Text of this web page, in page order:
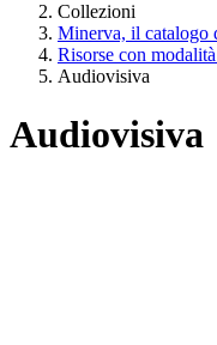
Collezioni
Minerva, il catalogo
Risorse con
Audiovisiva
Audiovisiva